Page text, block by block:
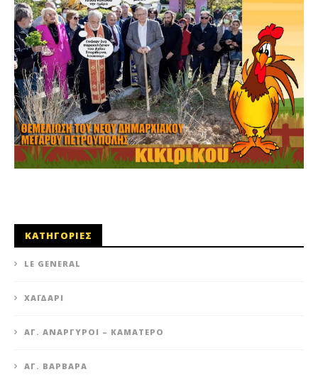
ΚΑΤΗΓΟΡΙΕΣ
LE GENERAL
XΑΪΔΆΡΙ
ΆΓ. ΑΝΆΡΓΥΡΟΙ – KΑΜΑΤΕΡΌ
ΑΓ. ΒΑΡΒΆΡΑ